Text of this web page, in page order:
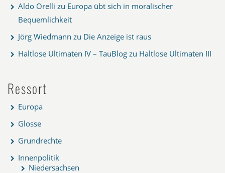
Aldo Orelli zu Europa übt sich in moralischer
Bequemlichkeit
Jörg Wiedmann zu Die Anzeige ist raus
Haltlose Ultimaten IV – TauBlog zu Haltlose Ultimaten III
Ressort
Europa
Glosse
Grundrechte
Innenpolitik
Niedersachsen